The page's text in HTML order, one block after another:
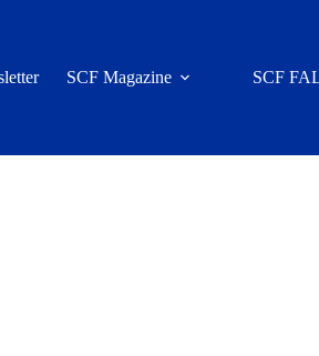
SCF Magazine SCF